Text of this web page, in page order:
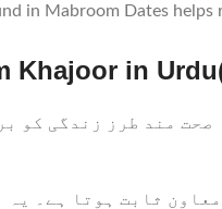
in Mabroom Dates
میں اہم وٹامنز اور معدنیات پائے جاتے ہیں جیسے پوٹاشیم،
ثابت ہوتا ہے۔ یہ